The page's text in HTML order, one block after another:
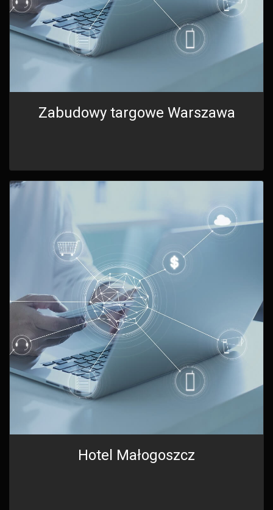
Zabudowy targowe Warszawa
Hotel Małogoszcz